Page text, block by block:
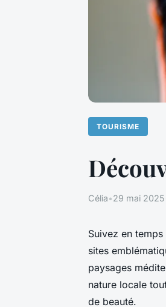
TOURISME
Célia•29 mai 2025
Suivez en
sites
paysages
nature locale
de beauté.